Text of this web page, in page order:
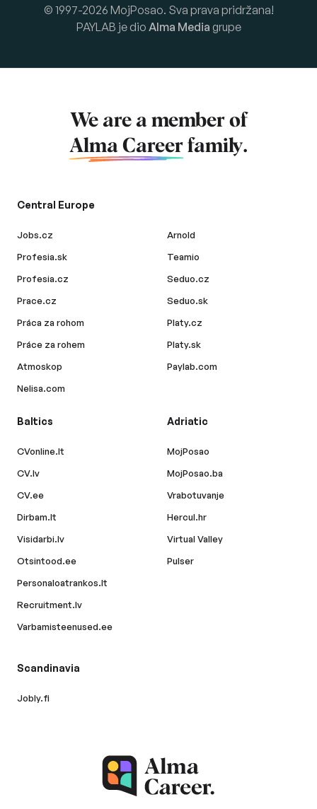
© 1997-2026 MojPosao. Sva prava pridržana!
PAYLAB je dio Alma Media grupe
We are a member of
Alma Career family.
Central Europe
Jobs.cz
Profesia.sk
Profesia.cz
Prace.cz
Práca za rohom
Práce za rohem
Atmoskop
Nelisa.com
Arnold
Teamio
Seduo.cz
Seduo.sk
Platy.cz
Platy.sk
Paylab.com
Baltics
CVonline.lt
CV.lv
CV.ee
Dirbam.lt
Visidarbi.lv
Otsintood.ee
Personaloatrankos.lt
Recruitment.lv
Varbamisteenused.ee
Adriatic
MojPosao
MojPosao.ba
Vrabotuvanje
Hercul.hr
Virtual Valley
Pulser
Scandinavia
Jobly.fi